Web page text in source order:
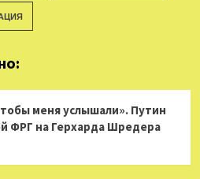
меня услышали». Путин
ФРГ на Герхарда Шредера